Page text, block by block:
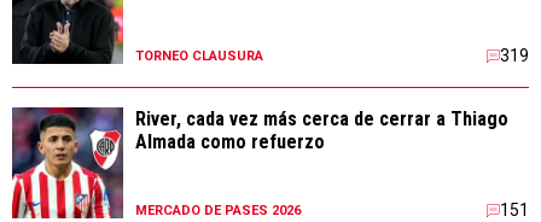
TORNEO CLAUSURA 319
River, cada vez más cerca de cerrar a Thiago
Almada como refuerzo
MERCADO DE PASES 2026 151